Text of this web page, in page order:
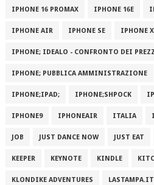
IPHONE 16 PROMAX IPHONE 16E
IPHONE AIR IPHONE SE IPHONE
IPHONE; IDEALO - CONFRONTO DEI
IPHONE; PUBBLICA AMMINISTRAZIONE
IPHONE;IPAD; IPHONE;SHPOCK
IPHONE9 IPHONEAIR ITALIA
JOB JUST DANCE NOW JUST EAT
KEEPER KEYNOTE KINDLE
KLONDIKE ADVENTURES LASTAMPA.IT